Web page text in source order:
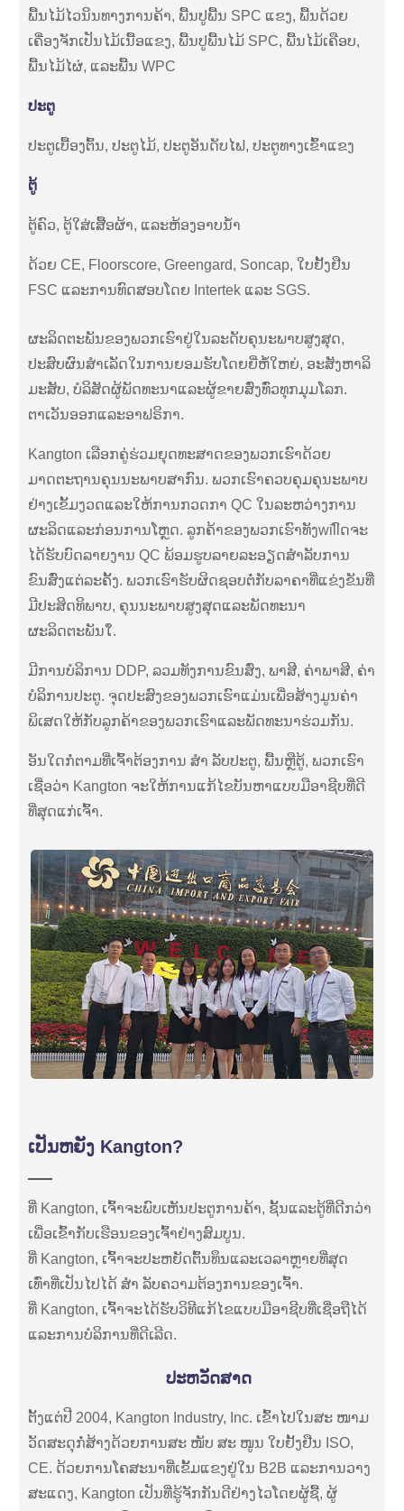
ພື້ນໄມ້ໄວນິນທາງການຄ້າ, ພື້ນປູພື້ນ SPC ແຂງ, ພື້ນດ້ວຍ
ເຄື່ອງຈັກເປັນໄມ້ເນື້ອແຂງ, ພື້ນປູພື້ນໄມ້ SPC, ພື້ນໄມ້ເຄືອບ,
ພື້ນໄມ້ໄຜ່, ແລະພື້ນ WPC
ປະຕູ
ປະຕູເບື້ອງຕົ້ນ, ປະຕູໄມ້, ປະຕູອັນດັບໄຟ, ປະຕູທາງເຂົ້າແຂງ
ຕູ້
ຕູ້ຄົວ, ຕູ້ໃສ່ເສື້ອຜ້າ, ແລະຫ້ອງອາບນໍ້າ
ດ້ວຍ CE, Floorscore, Greengard, Soncap, ໃບຢັ້ງຢືນ
FSC ແລະການທົດສອບໂດຍ Intertek ແລະ SGS.
ຜະລິດຕະພັນຂອງພວກເຮົາຢູ່ໃນລະດັບຄຸນະພາບສູງສຸດ,
ປະສົບຜົນສໍາເລັດໃນການຍອມຮັບໂດຍຍີ່ຫໍ້ໃຫຍ່, ອະສັງຫາລິ
ມະສັບ, ບໍລິສັດຜູ້ພັດທະນາແລະຜູ້ຂາຍສົ່ງທົ່ວທຸກມຸມໂລກ.
ຕາເວັນອອກແລະອາຟຣິກາ.
Kangton ເລືອກຄູ່ຮ່ວມຍຸດທະສາດຂອງພວກເຮົາດ້ວຍ
ມາດຕະຖານຄຸນນະພາບສາກົນ. ພວກເຮົາຄວບຄຸມຄຸນະພາບ
ຢ່າງເຂັ້ມງວດແລະໃຫ້ການກວດກາ QC ໃນລະຫວ່າງການ
ຜະລິດແລະກ່ອນການໂຫຼດ. ລູກຄ້າຂອງພວກເຮົາທັງwillົດຈະ
ໄດ້ຮັບບົດລາຍງານ QC ພ້ອມຮູບລາຍລະອຽດສໍາລັບການ
ຂົນສົ່ງແຕ່ລະຄັ້ງ. ພວກເຮົາຮັບຜິດຊອບຕໍ່ກັບລາຄາທີ່ແຂ່ງຂັນທີ່
ມີປະສິດທິພາບ, ຄຸນນະພາບສູງສຸດແລະພັດທະນາ
ຜະລິດຕະພັນໃ່.
ມີການບໍລິການ DDP, ລວມທັງການຂົນສົ່ງ, ພາສີ, ຄ່າພາສີ, ຄ່າ
ບໍລິການປະຕູ. ຈຸດປະສົງຂອງພວກເຮົາແມ່ນເພື່ອສ້າງມູນຄ່າ
ພິເສດໃຫ້ກັບລູກຄ້າຂອງພວກເຮົາແລະພັດທະນາຮ່ວມກັນ.
ອັນໃດກໍ່ຕາມທີ່ເຈົ້າຕ້ອງການ ສຳ ລັບປະຕູ, ພື້ນຫຼືຕູ້, ພວກເຮົາ
ເຊື່ອວ່າ Kangton ຈະໃຫ້ການແກ້ໄຂບັນຫາແບບມືອາຊີບທີ່ດີ
ທີ່ສຸດແກ່ເຈົ້າ.
ເປັນຫຍັງ Kangton?
ທີ່ Kangton, ເຈົ້າຈະພົບເຫັນປະຕູການຄ້າ, ຊັ້ນແລະຕູ້ທີ່ດີກວ່າ
ເພື່ອເຂົ້າກັບເຮືອນຂອງເຈົ້າຢ່າງສົມບູນ.
ທີ່ Kangton, ເຈົ້າຈະປະຫຍັດຕົ້ນທຶນແລະເວລາຫຼາຍທີ່ສຸດ
ເທົ່າທີ່ເປັນໄປໄດ້ ສຳ ລັບຄວາມຕ້ອງການຂອງເຈົ້າ.
ທີ່ Kangton, ເຈົ້າຈະໄດ້ຮັບວິທີແກ້ໄຂແບບມືອາຊີບທີ່ເຊື່ອຖືໄດ້
ແລະການບໍລິການທີ່ດີເລີດ.
ປະຫວັດສາດ
ຕັ້ງແຕ່ປີ 2004, Kangton Industry, Inc. ເຂົ້າໄປໃນສະ ໜາມ
ວັດສະດຸກໍ່ສ້າງດ້ວຍການສະ ໜັບ ສະ ໜູນ ໃບຢັ້ງຢືນ ISO,
CE. ດ້ວຍການໂຄສະນາທີ່ເຂັ້ມແຂງຢູ່ໃນ B2B ແລະການວາງ
ສະແດງ, Kangton ເປັນທີ່ຮູ້ຈັກກັນດີຢ່າງໄວໂດຍຜູ້ຊື້, ຜູ້